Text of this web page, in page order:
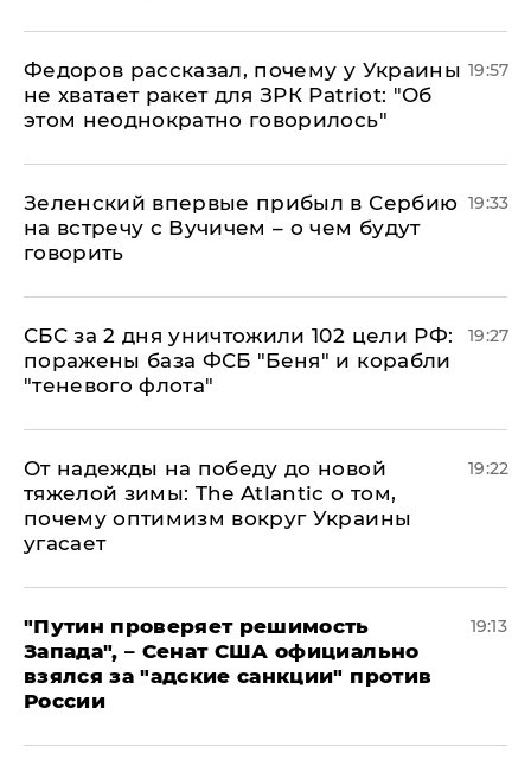
Федоров рассказал, почему у Украины
не хватает ракет для ЗРК Patriot: "Об
этом неоднократно говорилось"
19:57
Зеленский впервые прибыл в Сербию
на встречу с Вучичем – о чем будут
говорить
19:33
СБС за 2 дня уничтожили 102 цели РФ:
поражены база ФСБ "Беня" и корабли
"теневого флота"
19:27
От надежды на победу до новой
тяжелой зимы: The Atlantic о том,
почему оптимизм вокруг Украины
угасает
19:22
"Путин проверяет решимость
Запада", – Сенат США официально
взялся за "адские санкции" против
России
19:13